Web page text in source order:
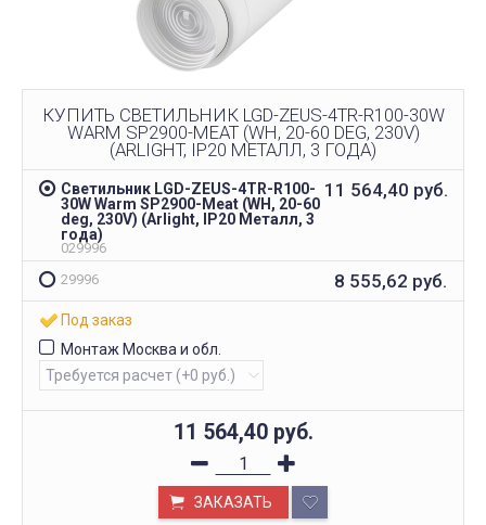
КУПИТЬ СВЕТИЛЬНИК LGD-ZEUS-4TR-R100-30W
WARM SP2900-MEAT (WH, 20-60 DEG, 230V)
(ARLIGHT, IP20 МЕТАЛЛ, 3 ГОДА)
Светильник LGD-ZEUS-4TR-R100-
30W Warm SP2900-Meat (WH, 20-60
deg, 230V) (Arlight, IP20 Металл, 3
года)
029996
11 564,40 руб.
29996 8 555,62 руб.
Под заказ
Монтаж Москва и обл.
11 564,40 руб.
ЗАКАЗАТЬ